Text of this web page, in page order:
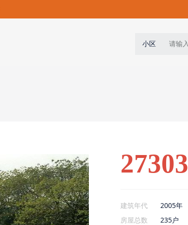
小区
27303
建筑年代
2005年
房屋总数
235户